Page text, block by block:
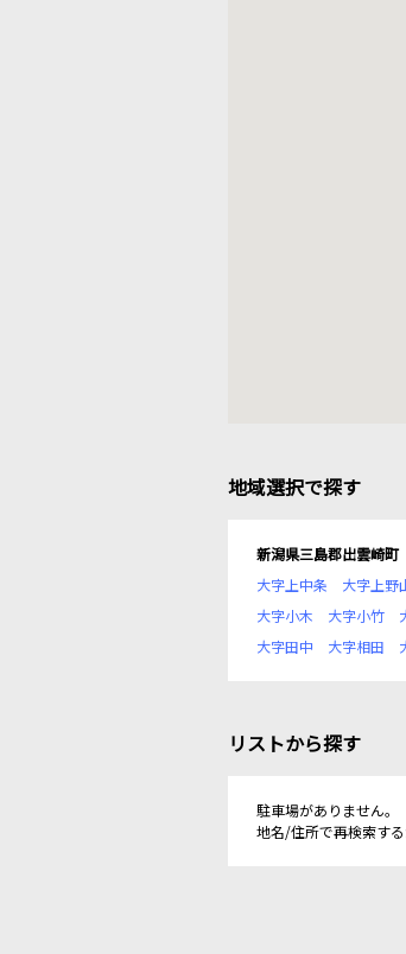
地域選択で探す
新潟県三島郡出雲崎町
大字上中条
大字上野
大字小木
大字小竹
大字田中
大字相田
リストから探す
駐車場がありません。
地名/住所で再検索す